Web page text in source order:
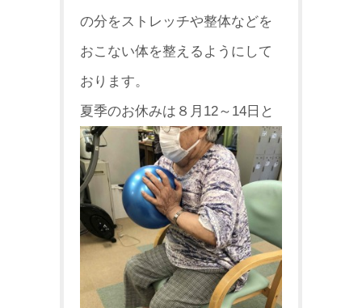
の分をストレッチや整体などを
おこない体を整えるようにして
おります。
夏季のお休みは８月12～14日 と